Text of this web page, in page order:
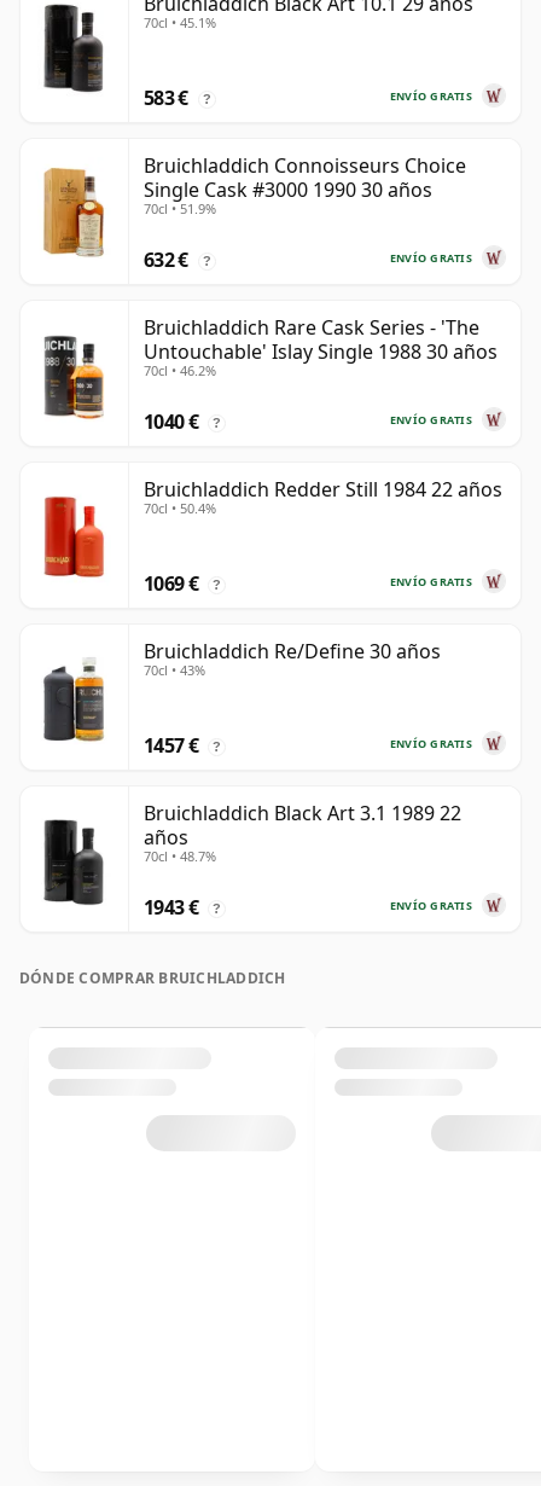
70cl • 45.1%
ENVÍO GRATIS
583 € ?
Bruichladdich Connoisseurs Choice
Single Cask #3000 1990 30 años
70cl • 51.9%
ENVÍO GRATIS
632 € ?
Bruichladdich Rare Cask Series - 'The
Untouchable' Islay Single 1988 30 años
70cl • 46.2%
ENVÍO GRATIS
1040 € ?
Bruichladdich Redder Still 1984 22 años
70cl • 50.4%
ENVÍO GRATIS
1069 € ?
Bruichladdich Re/Define 30 años
70cl • 43%
ENVÍO GRATIS
1457 € ?
Bruichladdich Black Art 3.1 1989 22
años
70cl • 48.7%
ENVÍO GRATIS
1943 € ?
DÓNDE COMPRAR BRUICHLADDICH